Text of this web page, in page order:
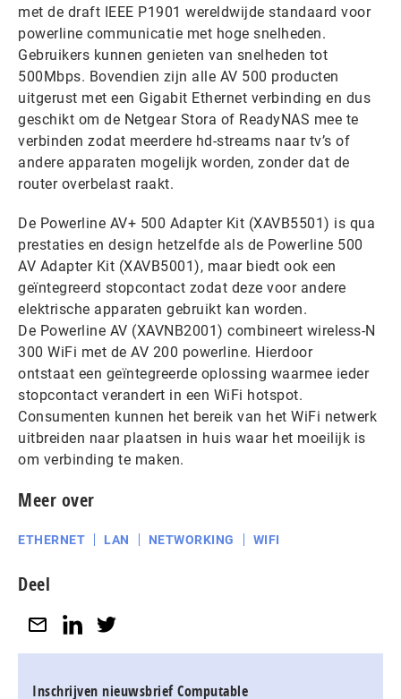
met de draft IEEE P1901 wereldwijde standaard voor
powerline communicatie met hoge snelheden.
Gebruikers kunnen genieten van snelheden tot
500Mbps. Bovendien zijn alle AV 500 producten
uitgerust met een Gigabit Ethernet verbinding en dus
geschikt om de Netgear Stora of ReadyNAS mee te
verbinden zodat meerdere hd-streams naar tv’s of
andere apparaten mogelijk worden, zonder dat de
router overbelast raakt.
De Powerline AV+ 500 Adapter Kit (XAVB5501) is qua
prestaties en design hetzelfde als de Powerline 500
AV Adapter Kit (XAVB5001), maar biedt ook een
geïntegreerd stopcontact zodat deze voor andere
elektrische apparaten gebruikt kan worden.
De Powerline AV (XAVNB2001) combineert wireless-N
300 WiFi met de AV 200 powerline. Hierdoor
ontstaat een geïntegreerde oplossing waarmee ieder
stopcontact verandert in een WiFi hotspot.
Consumenten kunnen het bereik van het WiFi netwerk
uitbreiden naar plaatsen in huis waar het moeilijk is
om verbinding te maken.
Meer over
ETHERNET LAN NETWORKING WIFI
Deel
Inschrijven nieuwsbrief Computable